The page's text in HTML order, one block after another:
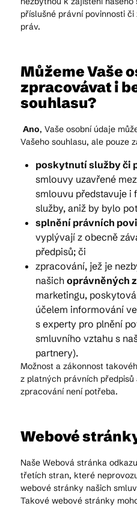
příslušné právní povinnosti
práv.
Můžeme Vaše
zpracovávat i
souhlasu?
Ano, Vaše osobní údaje
Vašeho souhlasu, ale pouze
poskytnutí služby či
smlouvy uzavřené
smlouvu představuje i
služby, aniž by bylo
splnění právních
vyplývají z obecně
předpisů; či
zpracování, jež je
našich oprávněných
marketingu,
účelem informování
s experty pro plnění
smluvního vztahu s
partnery).
Možnost a zákonnost
z platných právních předpisů
zpracování není potřeba.
Webové
Naše Webová stránka
třetích stran, které
webové stránky našich
Takové webové stránky